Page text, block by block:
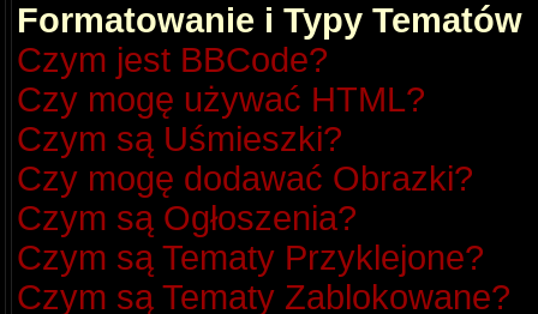
Formatowanie i Typy Tematów
Czym jest BBCode?
Czy mogę używać HTML?
Czym są Uśmieszki?
Czy mogę dodawać Obrazki?
Czym są Ogłoszenia?
Czym są Tematy Przyklejone?
Czym są Tematy Zablokowane?